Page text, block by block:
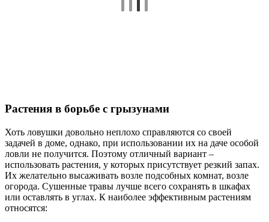
Растения в борьбе с грызунами
Хоть ловушки довольно неплохо справляются со своей
задачей в доме, однако, при использовании их на даче особой
ловли не получится. Поэтому отличный вариант –
использовать растения, у которых присутствует резкий запах.
Их желательно высаживать возле подсобных комнат, возле
огорода. Сушенные травы лучше всего сохранять в шкафах
или оставлять в углах. К наиболее эффективным растениям
относятся: